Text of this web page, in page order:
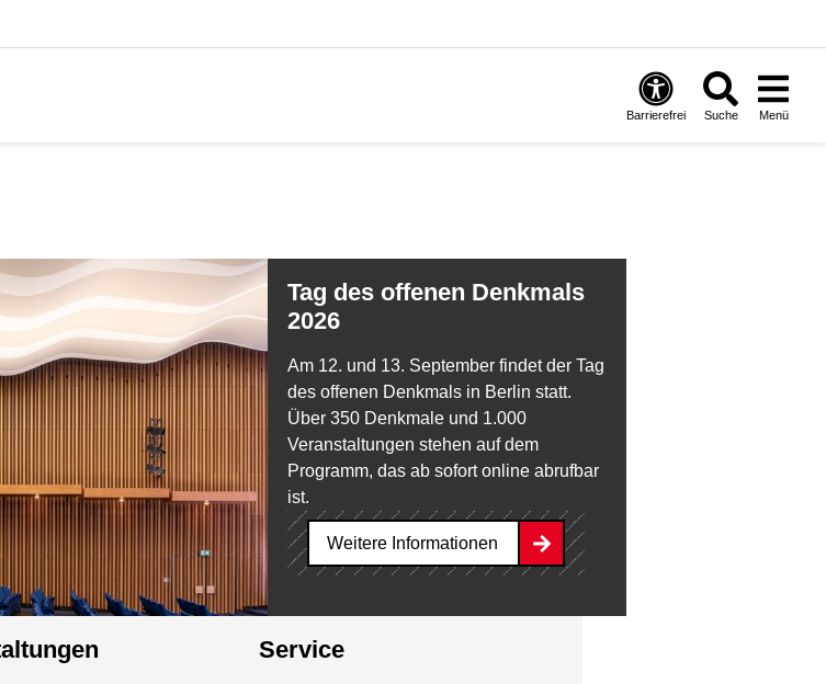
Barrierefrei Suche Menü
Tag des offenen Denkmals
2026
Am 12. und 13. September findet der Tag
des offenen Denkmals in Berlin statt.
Über 350 Denkmale und 1.000
Veranstaltungen stehen auf dem
Programm, das ab sofort online abrufbar
ist.
Weitere Informationen
Service